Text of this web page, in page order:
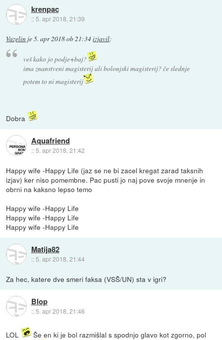
krenpac
:: 5. apr 2018, 21:39
Vazelin je5. apr 2018 ob 21:34izjavil:
veš kako jo podje+baj?
ima znanstveni magisterij ali bolonjski magisterij? če slednje
potem to ni magisterij
Dobra
Aquafriend
::5. apr 2018, 21:42
Happy wife -Happy Life (jaz se ne bi zacel kregat zarad taksnih
izjav) ker niso pomembne. Pac pusti jo naj pove svoje mnenje in
obrni na kaksno lepso temo
Happy wife -Happy Life
Happy wife -Happy Life
Happy wife -Happy Life
Matija82
:: 5. apr 2018, 21:44
Za hec, katere dve smeri faksa (VSŠ/UN) sta v igri?
Blop
::5. apr 2018, 21:46
LOL
Še en ki je bol razmišlal s spodnjo glavo kot zgorno, pol